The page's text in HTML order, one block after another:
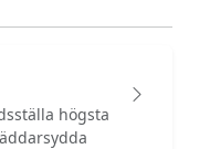
högsta